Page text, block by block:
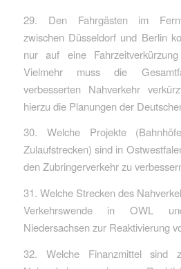
29. Den Fahrgästen im
zwischen Düsseldorf und Berlin
nur auf eine
Vielmehr muss die
verbesserten Nahverkehr
hierzu die Planungen der
30. Welche Projekte
Zulaufstrecken) sind in
den Zubringerverkehr zu
31. Welche Strecken des
Verkehrswende in OWL
Niedersachsen zur Reaktivierung
32. Welche Finanzmittel sind